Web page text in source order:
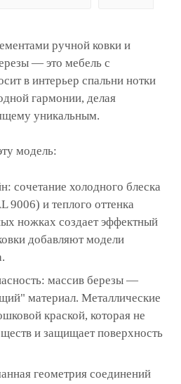
ручной ковки и
— это мебель с
в интерьер спальни нотки
гармонии, делая
уникальным.
модель:
сочетание холодного блеска
9006) и теплого оттенка
ножках создает эффектный
добавляют модели
массив березы —
материал. Металлические
краской, которая не
и защищает поверхность
геометрия соединений